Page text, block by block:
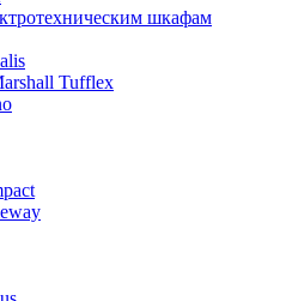
шкафам
Tufflex